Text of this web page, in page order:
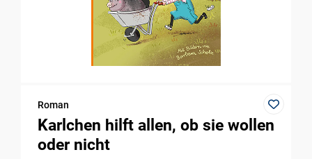
Roman
Karlchen hilft allen, ob sie wollen
oder nicht